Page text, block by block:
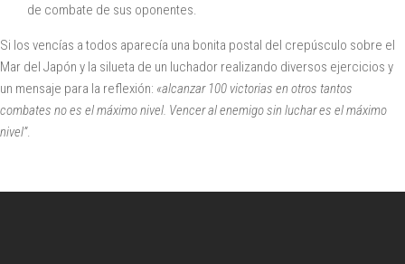
de combate de sus oponentes.
Si los vencías a todos aparecía una bonita postal del crepúsculo sobre el
Mar del Japón y la silueta de un luchador realizando diversos ejercicios y
un mensaje para la reflexión: «alcanzar 100 victorias en otros tantos
combates no es el máximo nivel. Vencer al enemigo sin luchar es el máximo
nivel”.